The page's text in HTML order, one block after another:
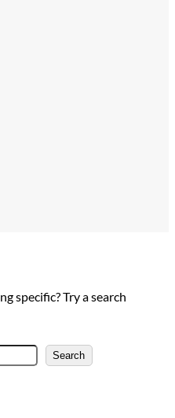
specific? Try a search
Search